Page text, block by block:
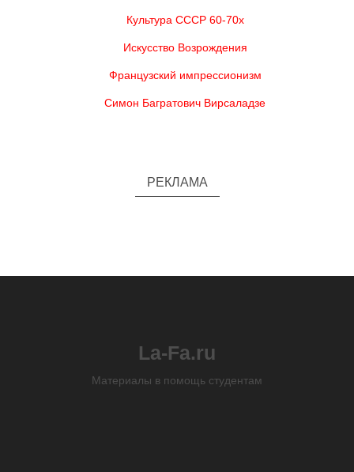
Культура СССР 60-70х
Искусство Возрождения
Французский импрессионизм
Симон Багратович Вирсаладзе
РЕКЛАМА
La-Fa.ru
Материалы в помощь студентам